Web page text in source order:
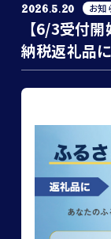
2026.5.20 お知
【6/3受付
納税返礼品